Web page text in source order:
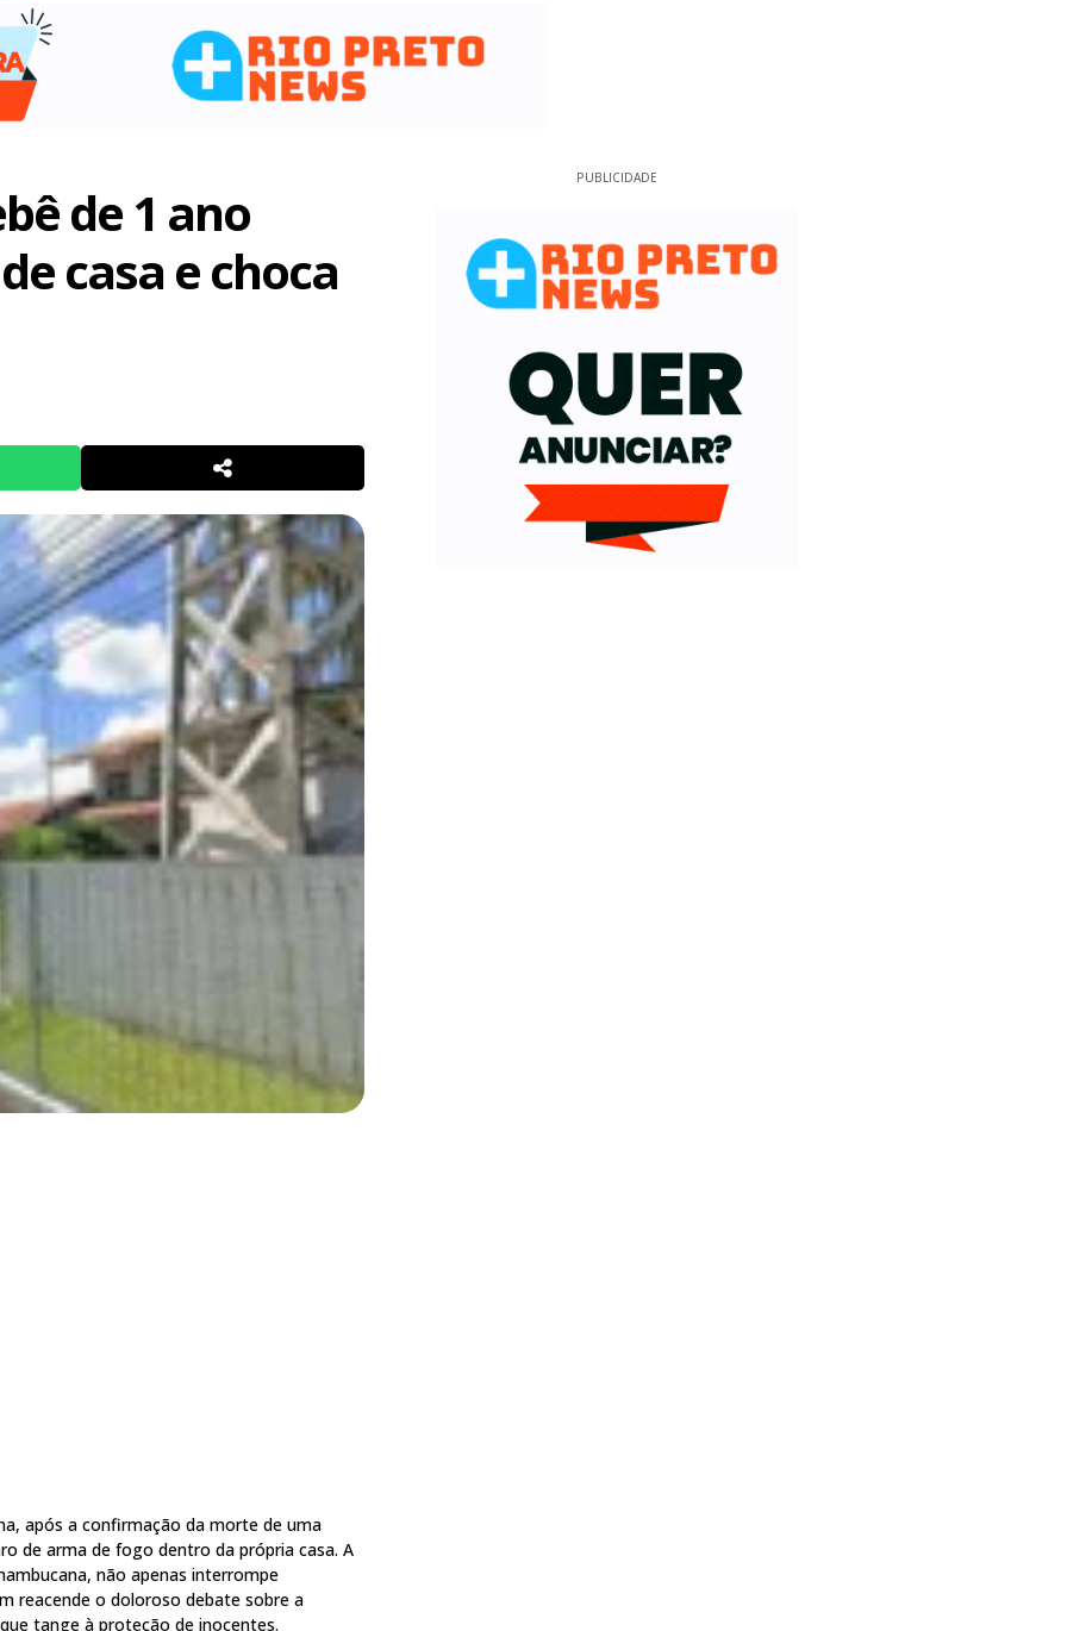
de 1 ano
casa e choca
após a confirmação da morte de uma
de arma de fogo dentro da própria casa. A
não apenas interrompe
reacende o doloroso debate sobre a
tange à proteção de inocentes.
PUBLICIDADE